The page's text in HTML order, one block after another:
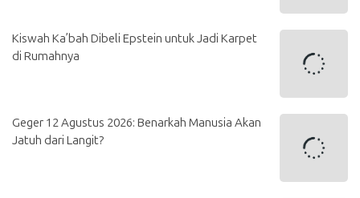
Kiswah Ka’bah Dibeli Epstein untuk Jadi Karpet
di Rumahnya
Geger 12 Agustus 2026: Benarkah Manusia Akan
Jatuh dari Langit?